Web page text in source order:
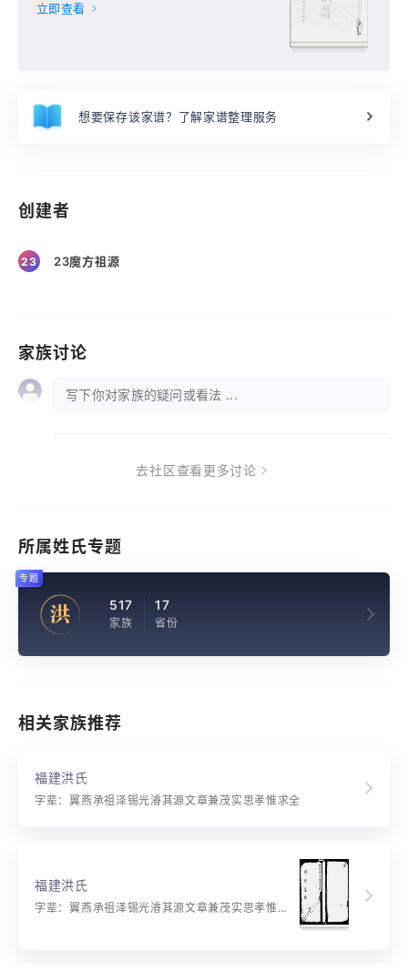
立即查看
想要保存该家谱？了解家谱整理服务
创建者
23 23魔方祖源
家族讨论
写下你对家族的疑问或看法 ...
去社区查看更多讨论
所属姓氏专题
洪 517
家族
17
省份
专题
相关家族推荐
福建洪氏
字辈：翼燕承祖泽锡光濬其源文章兼茂实思孝惟求全
福建洪氏
字辈：翼燕承祖泽锡光濬其源文章兼茂实思孝惟求全